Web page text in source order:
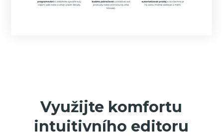
Využijte komfortu
intuitivního editoru